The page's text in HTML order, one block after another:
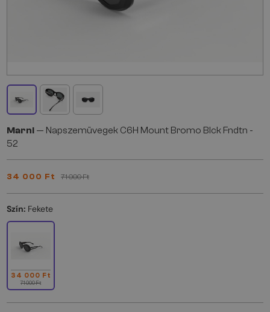
Marni — Napszemüvegek C6H Mount Bromo Blck Fndtn -
52
34 000 Ft 71 000 Ft
Szín: Fekete
34 000 Ft
71 000 Ft